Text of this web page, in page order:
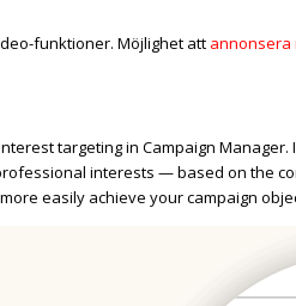
funktioner. Möjlighet att annonsera
targeting in Campaign
interests — based on the
easily achieve your campaign